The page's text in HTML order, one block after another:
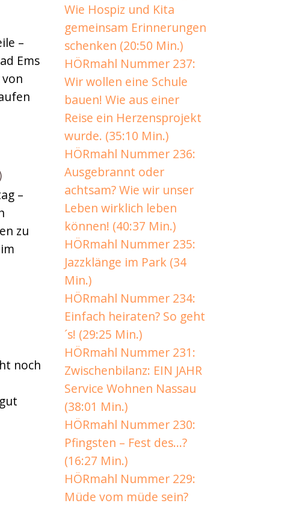
–
Ems
–
zu
noch
Wie Hospiz und Kita
gemeinsam Erinnerungen
schenken (20:50 Min.)
HÖRmahl Nummer 237:
Wir wollen eine Schule
bauen! Wie aus einer
Reise ein Herzensprojekt
wurde. (35:10 Min.)
HÖRmahl Nummer 236:
Ausgebrannt oder
achtsam? Wie wir unser
Leben wirklich leben
können! (40:37 Min.)
HÖRmahl Nummer 235:
Jazzklänge im Park (34
Min.)
HÖRmahl Nummer 234:
Einfach heiraten? So geht
´s! (29:25 Min.)
HÖRmahl Nummer 231:
Zwischenbilanz: EIN JAHR
Service Wohnen Nassau
(38:01 Min.)
HÖRmahl Nummer 230:
Pfingsten – Fest des…?
(16:27 Min.)
HÖRmahl Nummer 229:
Müde vom müde sein?